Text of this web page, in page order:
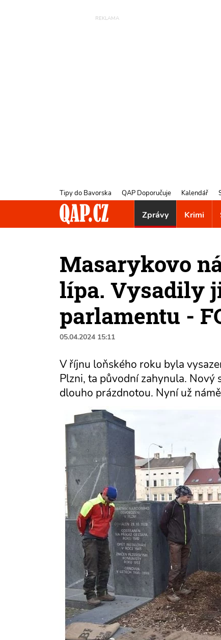
Tipy do Bavorska QAP Doporučuje Kalendář
Zprávy Krimi
Masarykovo
lípa. Vysadily
parlamentu -
05.04.2024 15:11
V říjnu loňského roku byla
Plzni, ta původní zahynula.
dlouho prázdnotou. Nyní už